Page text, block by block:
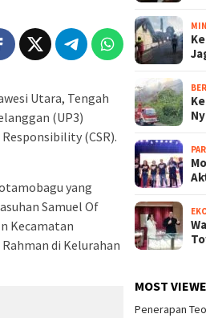
Utara, Tengah
(UP3)
(CSR).
yang
Samuel Of
Kecamatan
di Kelurahan
MOST
Penerapan